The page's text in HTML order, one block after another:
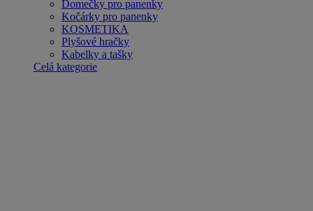
Domečky pro panenky
Kočárky pro panenky
KOSMETIKA
Plyšové hračky
Kabelky a tašky
Celá kategorie